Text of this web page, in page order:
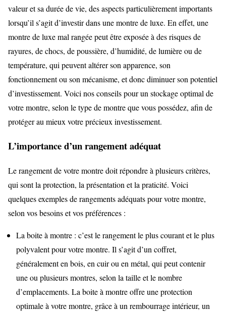
valeur et sa durée de vie, des aspects particulièrement importants
lorsqu’il s’agit d’investir dans une montre de luxe. En effet, une
montre de luxe mal rangée peut être exposée à des risques de
rayures, de chocs, de poussière, d’humidité, de lumière ou de
température, qui peuvent altérer son apparence, son
fonctionnement ou son mécanisme, et donc diminuer son potentiel
d’investissement. Voici nos conseils pour un stockage optimal de
votre montre, selon le type de montre que vous possédez, afin de
protéger au mieux votre précieux investissement.
L’importance d’un rangement adéquat
Le rangement de votre montre doit répondre à plusieurs critères,
qui sont la protection, la présentation et la praticité. Voici
quelques exemples de rangements adéquats pour votre montre,
selon vos besoins et vos préférences :
La boite à montre : c’est le rangement le plus courant et le plus
polyvalent pour votre montre. Il s’agit d’un coffret,
généralement en bois, en cuir ou en métal, qui peut contenir
une ou plusieurs montres, selon la taille et le nombre
d’emplacements. La boite à montre offre une protection
optimale à votre montre, grâce à un rembourrage intérieur, un